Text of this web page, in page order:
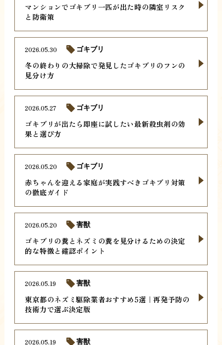
マンションでゴキブリ一匹が出た時の隣室リスク
と防衛策
冬の終わりの大掃除で発見したゴキブリのフンの
見分け方
2026.05.30 ゴキブリ
ゴキブリが出たら即座に試したい最新殺虫剤の効
果と選び方
2026.05.27 ゴキブリ
赤ちゃんを迎える家庭が実践すべきゴキブリ対策
の徹底ガイド
2026.05.20 ゴキブリ
ゴキブリの糞とネズミの糞を見分けるための決定
的な特徴と確認ポイント
2026.05.20 害獣
東京都のネズミ駆除業者おすすめ5選｜再発予防の
技術力で選ぶ決定版
2026.05.19 害獣
2026.05.19 害獣